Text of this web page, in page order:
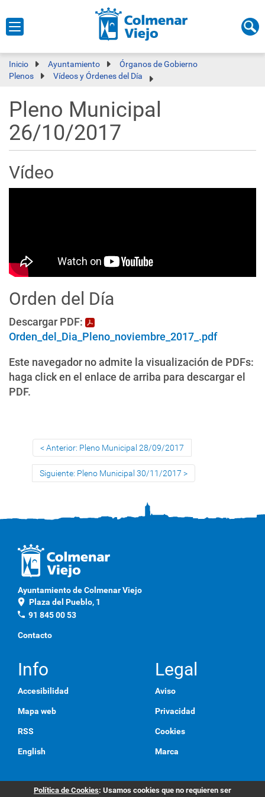
Inicio Ayuntamiento
Órganos de Gobierno
Plenos
Vídeos y Órdenes del Día
Pleno Municipal
26/10/2017
Vídeo
Orden del Día
Descargar PDF:
Orden_del_Dia_Pleno_noviembre_2017_.pdf
Este navegador no admite la visualización de PDFs:
haga click en el enlace de arriba para descargar el
PDF.
Anterior: Pleno Municipal 28/09/2017
Siguiente: Pleno Municipal 30/11/2017
Ayuntamiento de Colmenar Viejo
location_on Plaza del Pueblo, 1
phone 91 845 00 53
Contacto
Info
Accesibilidad
Mapa web
RSS
English
Legal
Aviso
Privacidad
Cookies
Marca
Política de Cookies: Usamos cookies que no requieren ser